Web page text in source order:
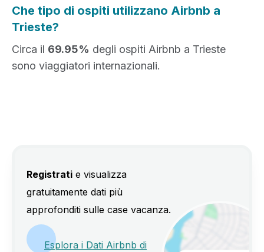
Che tipo di ospiti utilizzano Airbnb a
Trieste?
Circa il 69.95% degli ospiti Airbnb a Trieste
sono viaggiatori internazionali.
Registrati e visualizza
gratuitamente dati più
approfonditi sulle case vacanza.
Esplora i Dati Airbnb di